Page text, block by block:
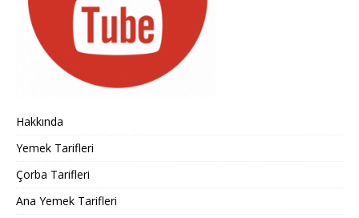
Hakkında
Yemek Tarifleri
Çorba Tarifleri
Ana Yemek Tarifleri